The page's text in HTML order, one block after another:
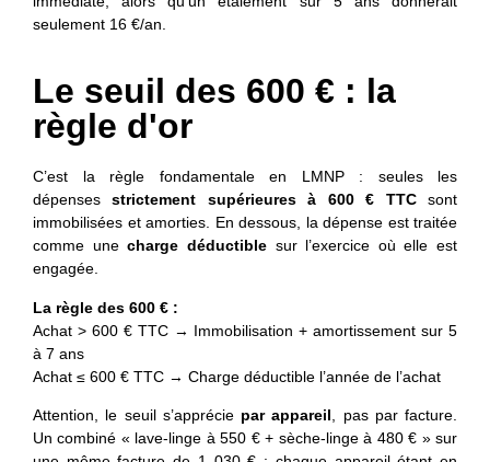
seulement 16 €/an.
Le seuil des 600 € : la
règle d'or
C’est la règle fondamentale en LMNP : seules les
dépensesstrictement supérieures à 600 € TTCsont
immobilisées et amorties. En dessous, la dépense est traitée
comme unecharge déductiblesur l’exercice où elle est
engagée.
La règle des 600 € :
Achat > 600 € TTC → Immobilisation + amortissement sur 5
à 7 ans
Achat ≤ 600 € TTC → Charge déductible l’année de l’achat
Attention, le seuil s’apprécie par appareil , pas par facture.
Un combiné « lave-linge à 550 € + sèche-linge à 480 € » sur